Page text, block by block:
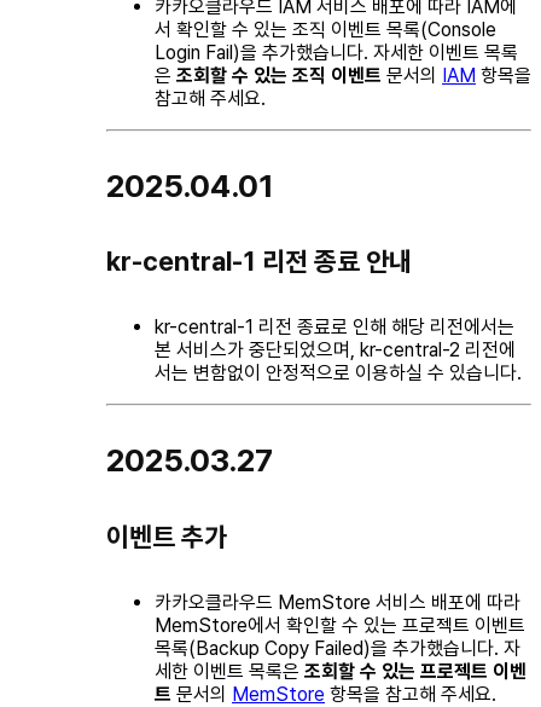
카카오클라우드 IAM 서비스 배포에 따라 IAM에
서 확인할 수 있는 조직 이벤트 목록(Console
Login Fail)을 추가했습니다. 자세한 이벤트 목록
은 조회할 수 있는 조직 이벤트 문서의 IAM 항목을
참고해 주세요.
2025.04.01
kr-central-1 리전 종료 안내
kr-central-1 리전 종료로 인해 해당 리전에서는
본 서비스가 중단되었으며, kr-central-2 리전에
서는 변함없이 안정적으로 이용하실 수 있습니다.
2025.03.27
이벤트 추가
카카오클라우드 MemStore 서비스 배포에 따라
MemStore에서 확인할 수 있는 프로젝트 이벤트
목록(Backup Copy Failed)을 추가했습니다. 자
세한 이벤트 목록은 조회할 수 있는 프로젝트 이벤
트 문서의 MemStore 항목을 참고해 주세요.